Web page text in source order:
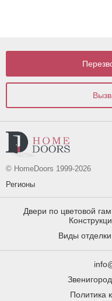
© HomeDoors 1999-2026
Регионы
Двери по цветовой
Виды отделки
Политика